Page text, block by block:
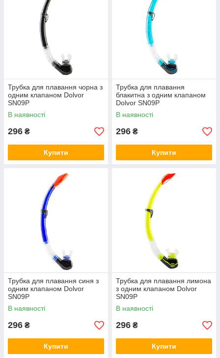
Трубка для плавання чорна з
одним клапаном Dolvor
SN09P
В наявності
296 ₴
Купити
Трубка для плавання
блакитна з одним клапаном
Dolvor SN09P
В наявності
296 ₴
Купити
Трубка для плавання синя з
одним клапаном Dolvor
SN09P
В наявності
296 ₴
Купити
Трубка для плавання лимона
з одним клапаном Dolvor
SN09P
В наявності
296 ₴
Купити